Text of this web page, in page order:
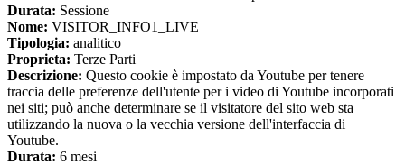
Durata: Sessione
Nome: VISITOR_INFO1_LIVE
Tipologia: analitico
Proprieta: Terze Parti
Descrizione: Questo cookie è impostato da Youtube per tenere
traccia delle preferenze dell'utente per i video di Youtube incorporati
nei siti; può anche determinare se il visitatore del sito web sta
utilizzando la nuova o la vecchia versione dell'interfaccia di
Youtube.
Durata: 6 mesi